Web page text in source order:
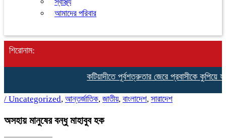
আমাদের পরিবার
শিরোনাম:
কটিয়াদীতে পূর্বশত্রুতার জেরে প্রবাসীকে কুপিয়ে
/ Uncategorized, আন্তর্জাতিক, জাতীয়, বাংলাদেশ, সারাদেশ
অসহায় মানুষের বন্ধু মাহাবুব হক